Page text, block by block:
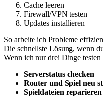
Cache leeren
Firewall/VPN testen
Updates installieren
So arbeite ich Probleme
Die schnellste Lösung, wenn
Wenn ich nur drei Dinge
Serverstatus checken
Router und Spiel neu
Spieldateien reparieren